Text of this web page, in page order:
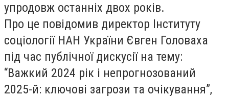
упродовж останніх двох років.
Про це повідомив директор Інституту
соціології НАН України Євген Головаха
під час публічної дискусії на тему:
“Важкий 2024 рік і непрогнозований
2025-й: ключові загрози та очікування”,